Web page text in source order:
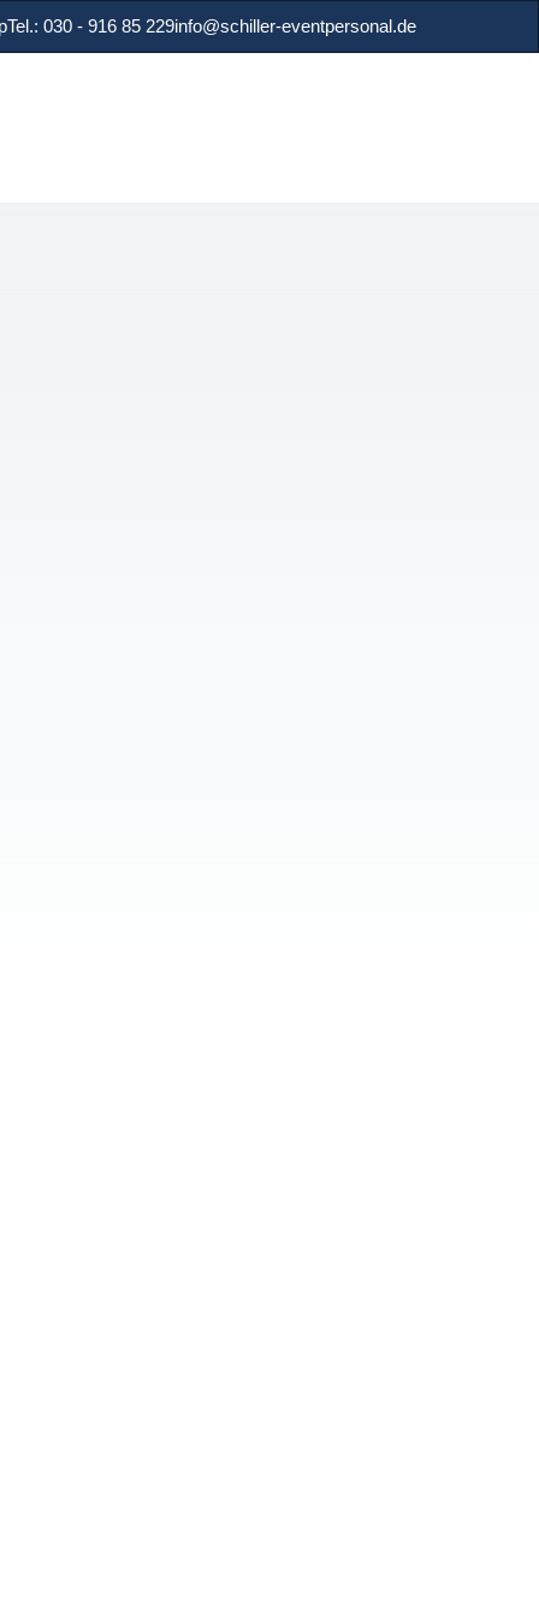
info@schiller-eventpersonal.de
Tel.: 030 - 916 85 229